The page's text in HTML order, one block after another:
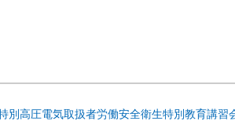
別高圧電気取扱者労働安全衛生特別教育講習